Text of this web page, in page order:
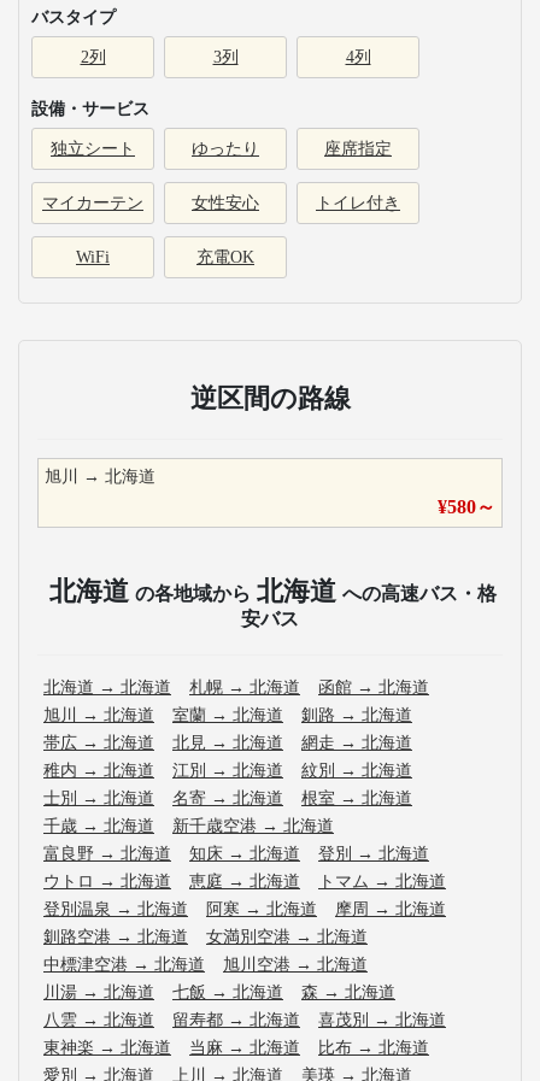
バスタイプ
2列 3列 4列
設備・サービス
独立シート ゆったり 座席指定
マイカーテン 女性安心 トイレ付き
WiFi 充電OK
逆区間の路線
旭川 → 北海道
¥580～
北海道 の各地域から 北海道 への高速バス・格
安バス
北海道 → 北海道 札幌 → 北海道 函館 → 北海道
旭川
→ 北海道 室蘭 → 北海道 釧路 → 北海道
帯広 → 北海道 北見 → 北海道 網走 → 北海道
稚内 → 北海道 江別 → 北海道 紋別 → 北海道
士別 → 北海道 名寄 → 北海道 根室 → 北海道
千歳 → 北海道 新千歳空港 → 北海道
富良野 → 北海道 知床 → 北海道 登別 → 北海道
ウトロ → 北海道 恵庭 → 北海道 トマム → 北海道
登別温泉 → 北海道 阿寒 → 北海道 摩周 → 北海道
釧路空港 → 北海道 女満別空港 → 北海道
中標津空港 → 北海道 旭川空港 → 北海道
川湯 → 北海道 七飯 → 北海道 森 → 北海道
八雲 → 北海道 留寿都 → 北海道 喜茂別 → 北海道
東神楽 → 北海道 当麻 → 北海道 比布 → 北海道
愛別 → 北海道 上川 → 北海道 美瑛 → 北海道